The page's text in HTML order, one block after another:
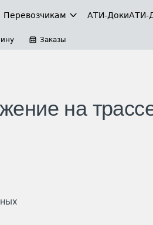
Перевозчикам АТИ-ДокиАТИ-
Заказы
на